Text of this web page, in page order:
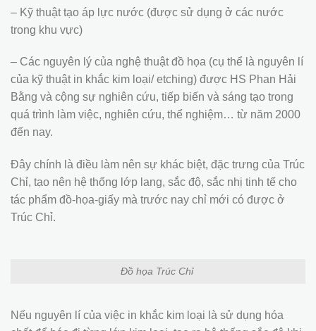
– Kỹ thuật tạo áp lực nước (được sử dụng ở các nước
trong khu vực)
– Các nguyên lý của nghệ thuật đồ họa (cụ thể là nguyên lí
của kỹ thuật in khắc kim loại/ etching) được HS Phan Hải
Bằng và cộng sự nghiên cứu, tiếp biến và sáng tạo trong
quá trình làm việc, nghiên cứu, thể nghiệm… từ năm 2000
đến nay.
Đây chính là điều làm nên sự khác biệt, đặc trưng của Trúc
Chỉ, tạo nên hệ thống lớp lang, sắc độ, sắc nhị tinh tế cho
tác phẩm đồ-họa-giấy mà trước nay chỉ mới có được ở
Trúc Chỉ.
Đồ họa Trúc Chỉ
Nếu nguyên lí của việc in khắc kim loại là sử dụng hóa